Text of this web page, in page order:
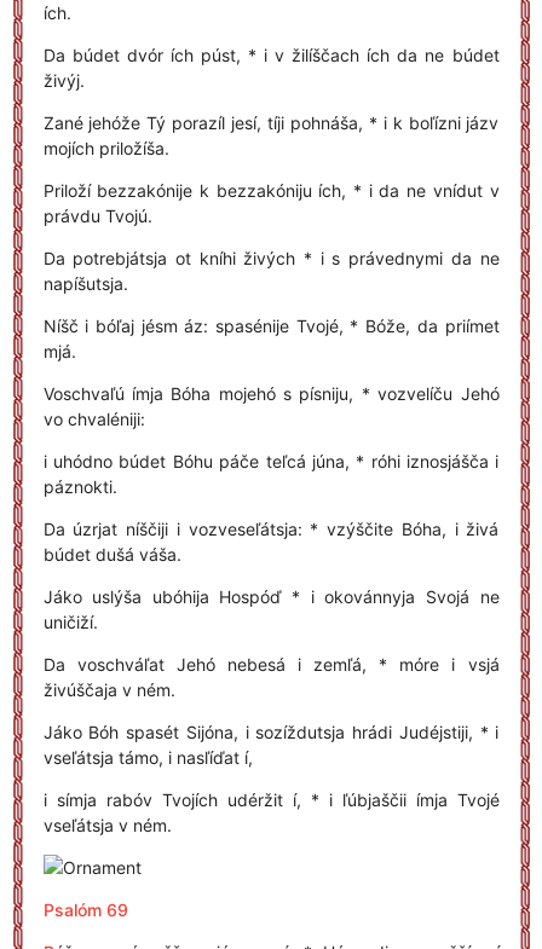
ích.
Da búdet dvór ích púst, * i v žilíščach ích da ne búdet
živýj.
Zané jehóže Tý porazíl jesí, tíji pohnáša, * i k boľízni jázv
mojích priložíša.
Priloží bezzakónije k bezzakóniju ích, * i da ne vnídut v
právdu Tvojú.
Da potrebjátsja ot kníhi živých * i s právednymi da ne
napíšutsja.
Níšč i bóľaj jésm áz: spasénije Tvojé, * Bóže, da priímet
mjá.
Voschvaľú ímja Bóha mojehó s písniju, * vozvelíču Jehó
vo chvaléniji:
i uhódno búdet Bóhu páče teľcá júna, * róhi iznosjášča i
páznokti.
Da úzrjat níščiji i vozveseľátsja: * vzýščite Bóha, i živá
búdet dušá váša.
Jáko uslýša ubóhija Hospóď * i okovánnyja Svojá ne
uničiží.
Da voschváľat Jehó nebesá i zemľá, * móre i vsjá
živúščaja v ném.
Jáko Bóh spasét Sijóna, i sozíždutsja hrádi Judéjstiji, * i
vseľátsja támo, i nasľíďat í,
i símja rabóv Tvojích udéržit í, * i ľúbjaščii ímja Tvojé
vseľátsja v ném.
Psalóm 69